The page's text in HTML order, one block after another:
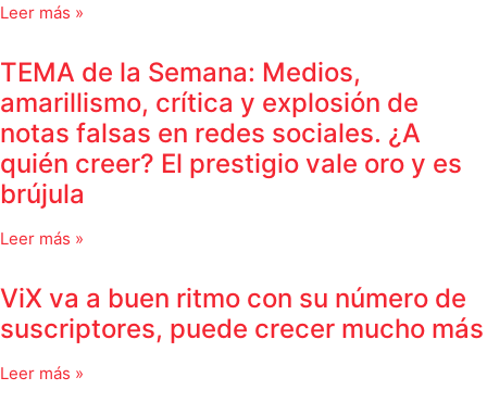
Leer más »
TEMA de la Semana: Medios,
amarillismo, crítica y explosión de
notas falsas en redes sociales. ¿A
quién creer? El prestigio vale oro y es
brújula
Leer más »
ViX va a buen ritmo con su número de
suscriptores, puede crecer mucho más
Leer más »